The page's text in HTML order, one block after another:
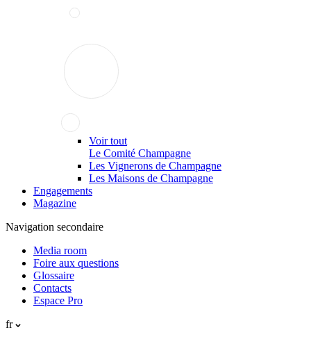
Voir tout
Le Comité Champagne
Les Vignerons de Champagne
Les Maisons de Champagne
Engagements
Magazine
Navigation secondaire
Media room
Foire aux questions
Glossaire
Contacts
Espace Pro
fr